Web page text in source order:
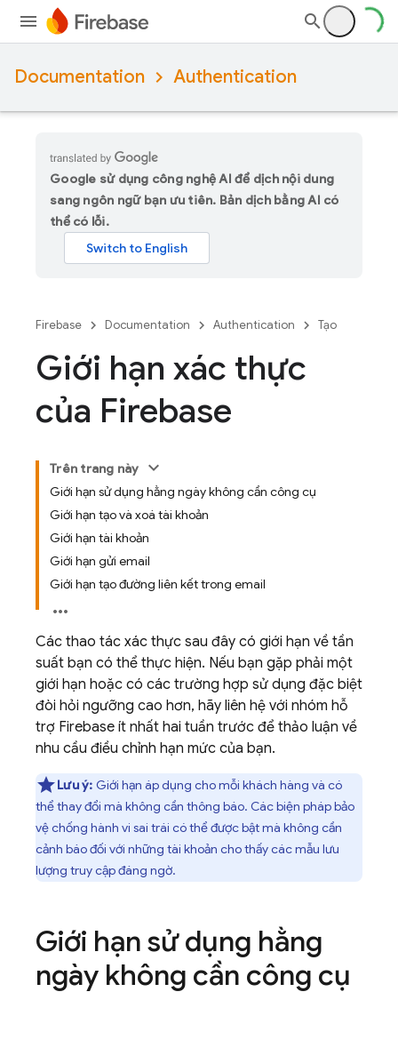
Documentation Authentication
Google sử dụng công nghệ AI để dịch nội dung
sang ngôn ngữ bạn ưu tiên. Bản dịch bằng AI có
thể có lỗi.
Firebase Documentation Authentication Tạo
Giới hạn xác thực
của Firebase
Trên trang này
Giới hạn sử dụng hằng ngày không cần công cụ
Giới hạn tạo và xoá tài khoản
Giới hạn tài khoản
Giới hạn gửi email
Giới hạn tạo đường liên kết trong email
Các thao tác xác thực sau đây có giới hạn về tần
suất bạn có thể thực hiện. Nếu bạn gặp phải một
giới hạn hoặc có các trường hợp sử dụng đặc biệt
đòi hỏi ngưỡng cao hơn, hãy liên hệ với nhóm hỗ
trợ Firebase ít nhất hai tuần trước để thảo luận về
nhu cầu điều chỉnh hạn mức của bạn.
Lưu ý: Giới hạn áp dụng cho mỗi khách hàng và có
thể thay đổi mà không cần thông báo. Các biện pháp bảo
vệ chống hành vi sai trái có thể được bật mà không cần
cảnh báo đối với những tài khoản cho thấy các mẫu lưu
lượng truy cập đáng ngờ.
Giới hạn sử dụng hằng
ngày không cần công cụ